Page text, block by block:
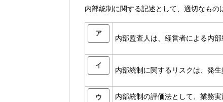
内部統制に関する記述として、適切なもの
ア
内部監査人は、経営者による内
イ
内部統制に関するリスクは、発
ウ
内部統制の評価法として、業務